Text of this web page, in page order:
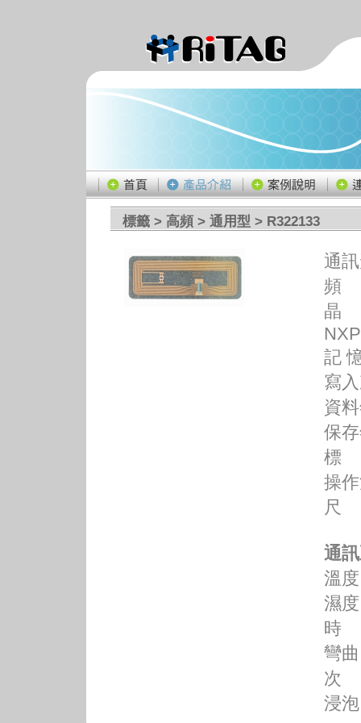
標籤 > 高頻 > 通用型 > R322133
通
頻
晶
記
寫
資
保
標
操
尺
通
溫
濕
時
彎
次
浸